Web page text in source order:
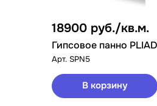
18900 руб./кв.м.
Гипсовое панно
Арт. SPN5
В корзину